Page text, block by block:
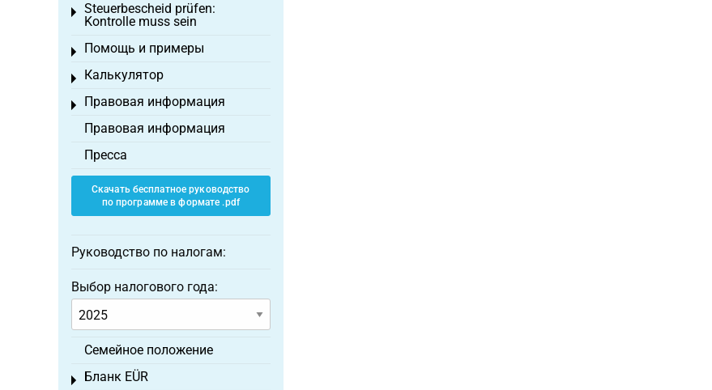
Steuerbescheid prüfen:
Kontrolle muss sein
Toggle menu
Помощь и примеры
Toggle menu
Калькулятор
Toggle menu
Правовая информация
Toggle menu
Правовая информация
Пресса
Скачать бесплатное руководство
по программе в формате .pdf
Руководство по налогам:
Выбор налогового года:
Семейное положение
Бланк EÜR
Toggle menu